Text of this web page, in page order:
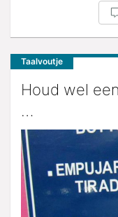
Taalvoutje
Houd wel
…